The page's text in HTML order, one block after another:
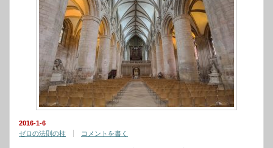
2016-1-6
ゼロの法則の柱
コメントを書く